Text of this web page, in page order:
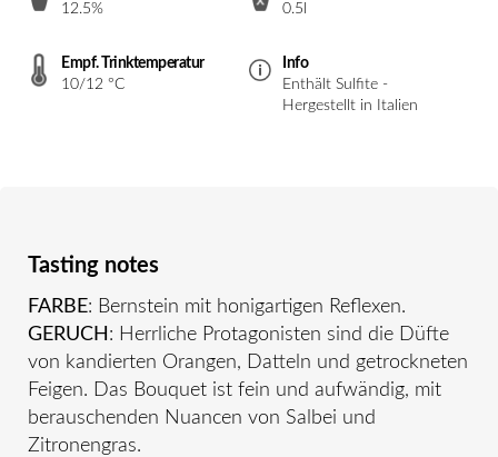
12.5%
0.5l
Empf. Trinktemperatur
10/12 °C
Info
Enthält Sulfite -
Hergestellt in Italien
Tasting notes
FARBE: Bernstein mit honigartigen Reflexen.
GERUCH : Herrliche Protagonisten sind die Düfte
von kandierten Orangen, Datteln und getrockneten
Feigen. Das Bouquet ist fein und aufwändig, mit
berauschenden Nuancen von Salbei und
Zitronengras.